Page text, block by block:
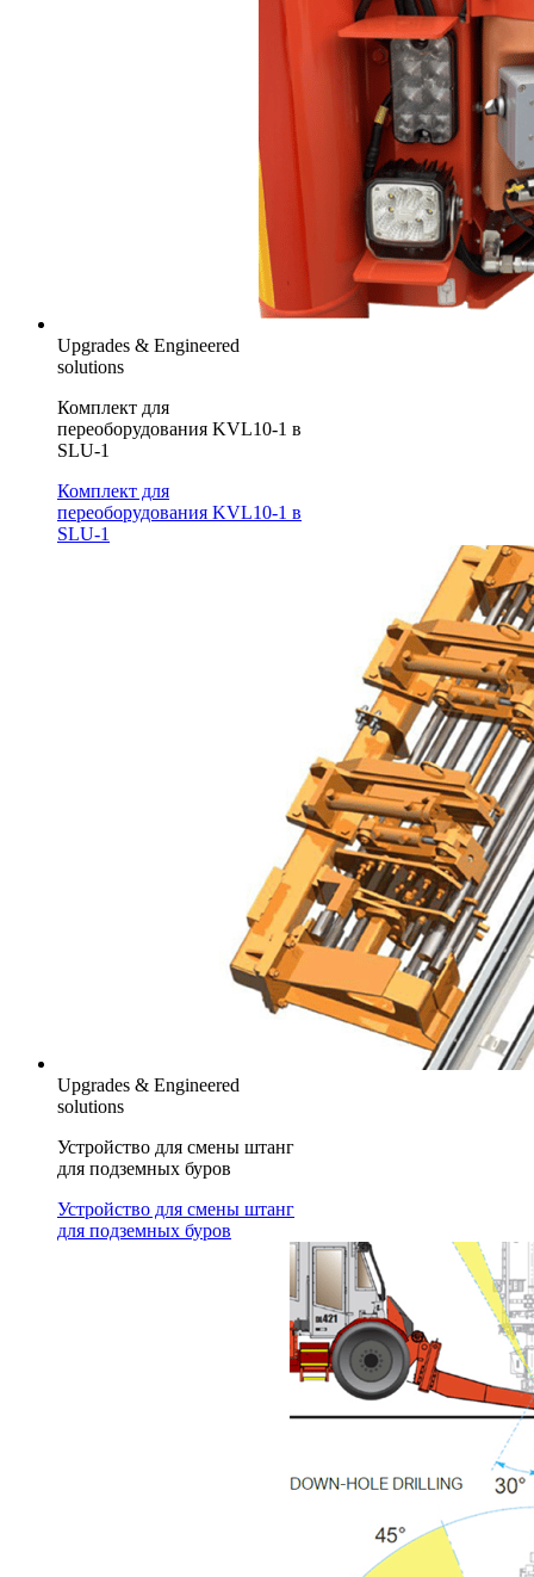
Upgrades & Engineered
solutions
Комплект для
переоборудования KVL10-1 в
SLU-1
Комплект для
переоборудования KVL10-1 в
SLU-1
Upgrades & Engineered
solutions
Устройство для смены штанг
для подземных буров
Устройство для смены штанг
для подземных буров